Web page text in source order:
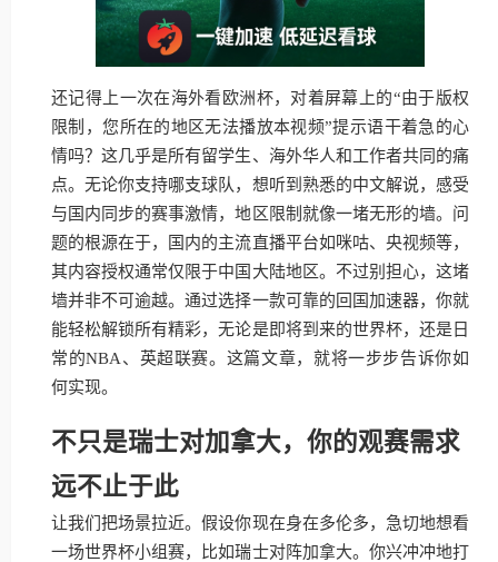
还记得上一次在海外看欧洲杯，对着屏幕上的“由于版权
限制，您所在的地区无法播放本视频”提示语干着急的心
情吗？这几乎是所有留学生、海外华人和工作者共同的痛
点。无论你支持哪支球队，想听到熟悉的中文解说，感受
与国内同步的赛事激情，地区限制就像一堵无形的墙。问
题的根源在于，国内的主流直播平台如咪咕、央视频等，
其内容授权通常仅限于中国大陆地区。不过别担心，这堵
墙并非不可逾越。通过选择一款可靠的回国加速器，你就
能轻松解锁所有精彩，无论是即将到来的世界杯，还是日
常的NBA、英超联赛。这篇文章，就将一步步告诉你如
何实现。
不只是瑞士对加拿大，你的观赛需求
远不止于此
让我们把场景拉近。假设你现在身在多伦多，急切地想看
一场世界杯小组赛，比如瑞士对阵加拿大。你兴冲冲地打